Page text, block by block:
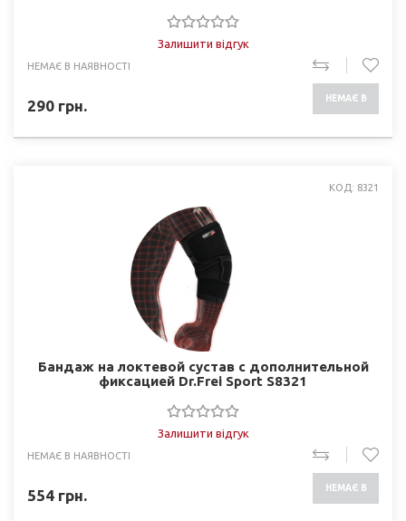
Залишити відгук
НЕМАЄ В НАЯВНОСТІ
290 грн. НЕМАЄ В
КОД: 8321
Бандаж на локтевой сустав с дополнительной
фиксацией Dr.Frei Sport S8321
Залишити відгук
НЕМАЄ В НАЯВНОСТІ
554 грн. НЕМАЄ В